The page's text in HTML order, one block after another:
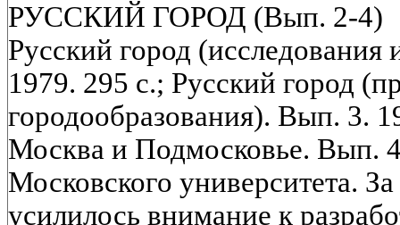
РУССКИЙ ГОРОД (Вып. 2-4)
Русский город
1979. 295 с.; Русский город
городообразования). Вып. 3.
Москва и Подмосковье. Вып.
Московского университета.
усилилось внимание к